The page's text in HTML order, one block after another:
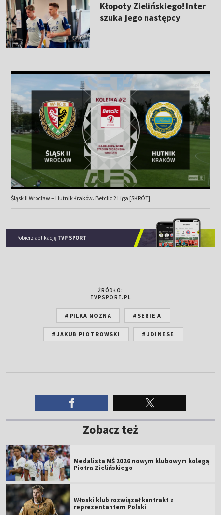
Kłopoty Zielińskiego! Inter
szuka jego następcy
Śląsk II Wrocław – Hutnik Kraków. Betclic 2 Liga [SKRÓT]
Pobierz aplikację TVP SPORT
ŹRÓDŁO:
TVPSPORT.PL
#PILKA NOZNA #SERIE A
#JAKUB PIOTROWSKI #UDINESE
Zobacz też
Medalista MŚ 2026 nowym klubowym kolegą
Piotra Zielińskiego
Włoski klub rozwiązał kontrakt z
reprezentantem Polski